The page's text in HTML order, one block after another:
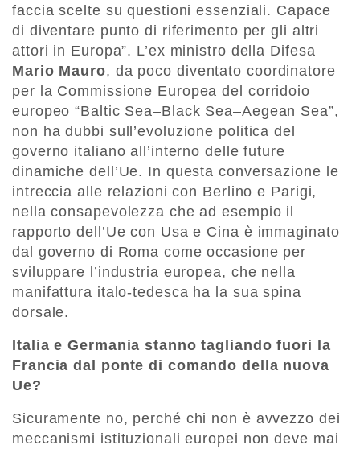
faccia scelte su questioni essenziali. Capace
di diventare punto di riferimento per gli altri
attori in Europa”. L’ex ministro della Difesa
Mario Mauro, da poco diventato coordinatore
per la Commissione Europea del corridoio
europeo “Baltic Sea–Black Sea–Aegean Sea”,
non ha dubbi sull’evoluzione politica del
governo italiano all’interno delle future
dinamiche dell’Ue. In questa conversazione le
intreccia alle relazioni con Berlino e Parigi,
nella consapevolezza che ad esempio il
rapporto dell’Ue con Usa e Cina è immaginato
dal governo di Roma come occasione per
sviluppare l’industria europea, che nella
manifattura italo-tedesca ha la sua spina
dorsale.
Italia e Germania stanno tagliando fuori la
Francia dal ponte di comando della nuova
Ue?
Sicuramente no, perché chi non è avvezzo dei
meccanismi istituzionali europei non deve mai